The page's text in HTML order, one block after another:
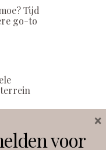
Tijd
go-to
voor
×